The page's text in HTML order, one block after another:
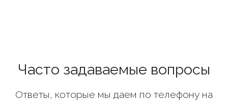
Часто задаваемые вопросы
Ответы, которые мы даем по телефону на